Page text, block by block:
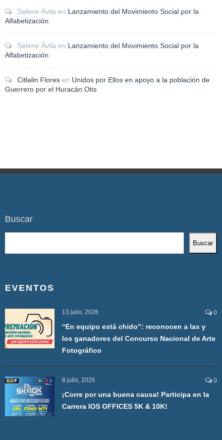
Selene Ávila en Lanzamiento del Movimiento Social por la
Alfabetización
Selene Ávila en Lanzamiento del Movimiento Social por la
Alfabetización
Citlalin Flores en Unidos por Ellos en apoyo a la población de
Guerrero por el Huracán Otis
Buscar
Buscar
EVENTOS
13 julio, 2026 0
“En equipo está chido”: reconocen a las y
los ganadores del Concurso Nacional de Arte
Fotográfico
8 julio, 2026 0
¡Corre por una buena causa! Participa en la
Carrera IOS OFFICES 5K & 10K!